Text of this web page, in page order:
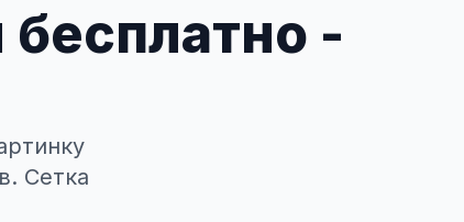
-
Сетка